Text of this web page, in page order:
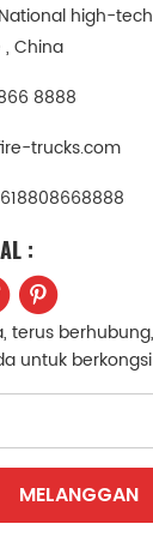
high-
China
8888
trucks.com
:
terus
untuk